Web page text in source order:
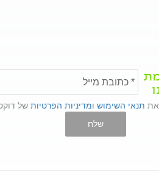
את תנאי השימוש ומדיניות הפרטיות של
שלח